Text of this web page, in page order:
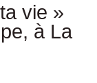
vie »
à La